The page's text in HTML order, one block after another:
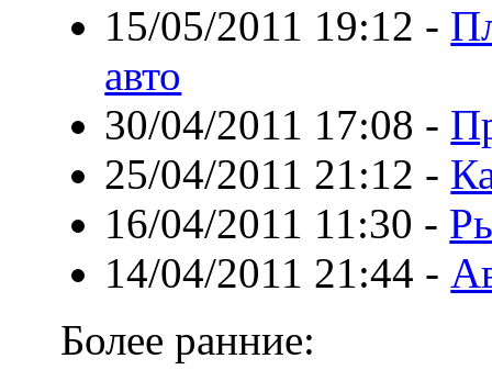
15/05/2011 19:12 -
авто
30/04/2011 17:08 -
25/04/2011 21:12 -
16/04/2011 11:30 -
14/04/2011 21:44 -
Более ранние: